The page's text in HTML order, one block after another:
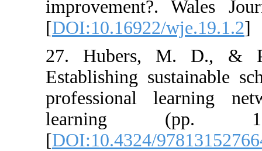
[DOI:10.16922/
27. Hubers,
Establishing
professional
learning
[DOI:10.4324/